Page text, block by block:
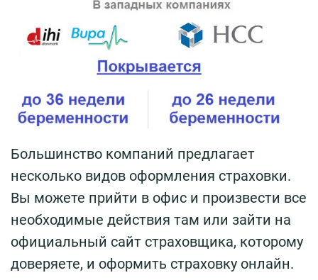
Большинство компаний предлагает
несколько видов оформления страховки.
Вы можете прийти в офис и произвести все
необходимые действия там или зайти на
официальный сайт страховщика, которому
доверяете, и оформить страховку онлайн.